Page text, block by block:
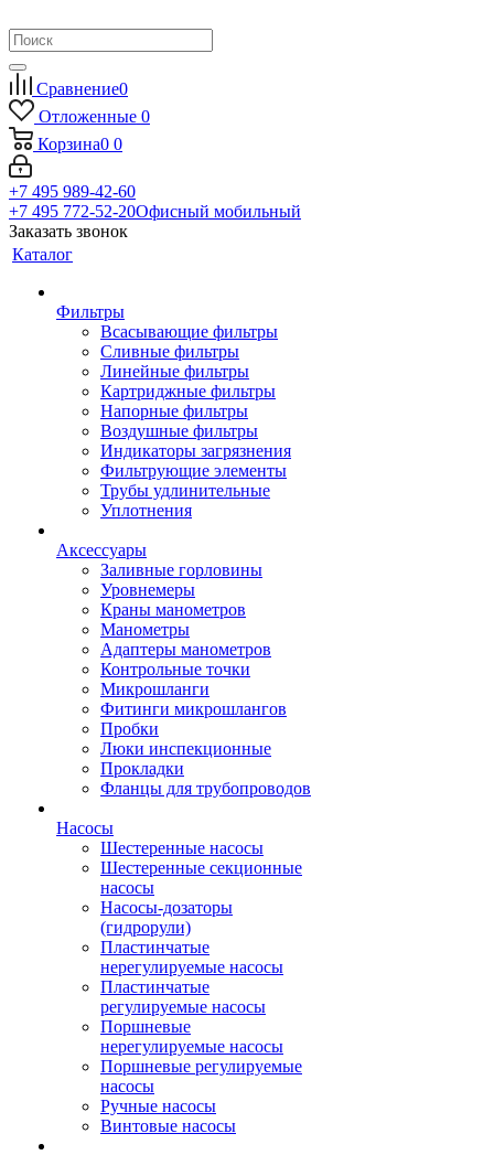
Сравнение0
Отложенные 0
Корзина0 0
+7 495 989-42-60
+7 495 772-52-20Офисный мобильный
Заказать звонок
Каталог
Фильтры
Всасывающие фильтры
Сливные фильтры
Линейные фильтры
Картриджные фильтры
Напорные фильтры
Воздушные фильтры
Индикаторы загрязнения
Фильтрующие элементы
Трубы удлинительные
Уплотнения
Аксессуары
Заливные горловины
Уровнемеры
Краны манометров
Манометры
Адаптеры манометров
Контрольные точки
Микрошланги
Фитинги микрошлангов
Пробки
Люки инспекционные
Прокладки
Фланцы для трубопроводов
Насосы
Шестеренные насосы
Шестеренные секционные
насосы
Насосы-дозаторы
(гидрорули)
Пластинчатые
нерегулируемые насосы
Пластинчатые
регулируемые насосы
Поршневые
нерегулируемые насосы
Поршневые регулируемые
насосы
Ручные насосы
Винтовые насосы